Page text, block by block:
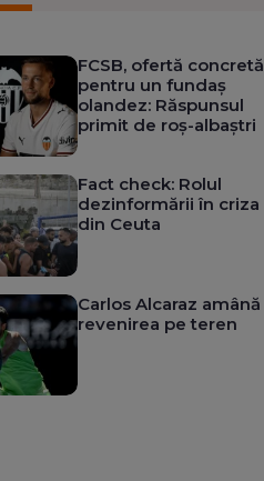
FCSB, ofertă concretă
pentru un fundaș
olandez: Răspunsul
primit de roș-albaștri
Fact check: Rolul
dezinformării în criza
din Ceuta
Carlos Alcaraz amână
revenirea pe teren